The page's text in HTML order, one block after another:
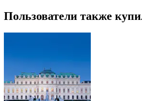
Пользователи также